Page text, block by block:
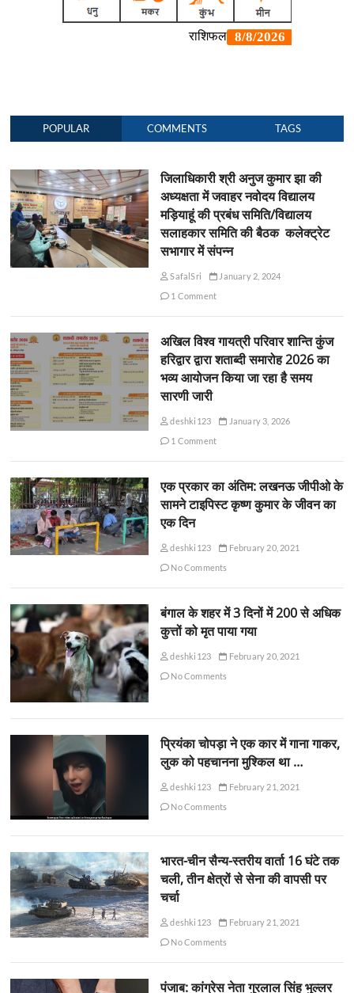
POPULAR COMMENTS TAGS
जिलाधिकारी श्री अनुज कुमार झा की
अध्यक्षता में जवाहर नवोदय विद्यालय
मड़ियाहूं की प्रबंध समिति/विद्यालय
सलाहकार समिति की बैठक कलेक्ट्रेट
सभागार में संपन्न
SafalSri
January 2, 2024
1 Comment
अखिल विश्व गायत्री परिवार शान्ति कुंज
हरिद्वार द्वारा शताब्दी समारोह 2026 का
भव्य आयोजन किया जा रहा है समय
सारणी जारी
deshki123
January 3, 2026
1 Comment
एक प्रकार का अंतिम: लखनऊ जीपीओ के
सामने टाइपिस्ट कृष्ण कुमार के जीवन का
एक दिन
deshki123
February 20, 2021
No Comments
बंगाल के शहर में 3 दिनों में 200 से अधिक
कुत्तों को मृत पाया गया
deshki123
February 20, 2021
No Comments
प्रियंका चोपड़ा ने एक कार में गाना गाकर,
लुक को पहचानना मुश्किल था …
deshki123
February 21, 2021
No Comments
भारत-चीन सैन्य-स्तरीय वार्ता 16 घंटे तक
चली, तीन क्षेत्रों से सेना की वापसी पर
चर्चा
deshki123
February 21, 2021
No Comments
पंजाब: कांग्रेस नेता गुरलाल सिंह भुल्लर